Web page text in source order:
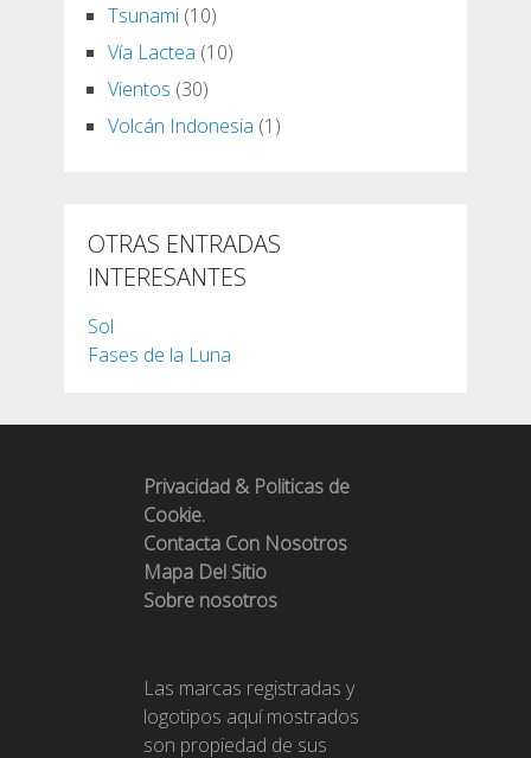
Tsunami(10)
Vía Lactea (10)
Vientos (30)
Volcán Indonesia (1)
OTRAS ENTRADAS
INTERESANTES
Sol
Fases de la Luna
Privacidad & Politicas de
Cookie.
Contacta Con Nosotros
Mapa Del Sitio
Sobre nosotros
Las marcas registradas y
logotipos aquí mostrados
son propiedad de sus